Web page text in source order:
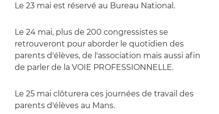
Le 23 mai est réservé au Bureau National.
Le 24 mai, plus de 200 congressistes se
retrouveront pour aborder le quotidien des
parents d'élèves, de l'association mais aussi afin
de parler de la VOIE PROFESSIONNELLE.
Le 25 mai clôturera ces journées de travail des
parents d'élèves au Mans.